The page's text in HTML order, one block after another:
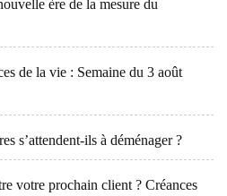
ère de la mesure du
de la vie : Semaine du 3 août
s’attendent-ils à déménager ?
votre prochain client ? Créances